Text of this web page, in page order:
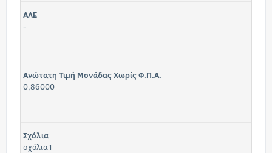
ΑΛΕ
-
Ανώτατη Τιμή Μονάδας Χωρίς Φ.Π.Α.
0,86000
Σχόλια
σχόλια1